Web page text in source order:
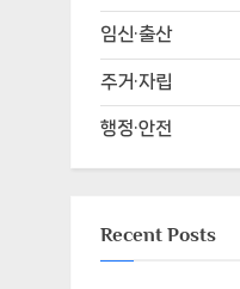
임신·출산
주거·자립
행정·안전
Recent Posts